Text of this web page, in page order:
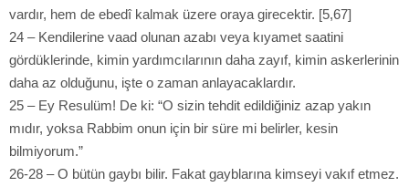
vardır, hem de ebedî kalmak üzere oraya girecektir. [5,67]
24 – Kendilerine vaad olunan azabı veya kıyamet saatini
gördüklerinde, kimin yardımcılarının daha zayıf, kimin askerlerinin
daha az olduğunu, işte o zaman anlayacaklardır.
25 – Ey Resulüm! De ki: “O sizin tehdit edildiğiniz azap yakın
mıdır, yoksa Rabbim onun için bir süre mi belirler, kesin
bilmiyorum.”
26-28 – O bütün gaybı bilir. Fakat gayblarına kimseyi vakıf etmez.